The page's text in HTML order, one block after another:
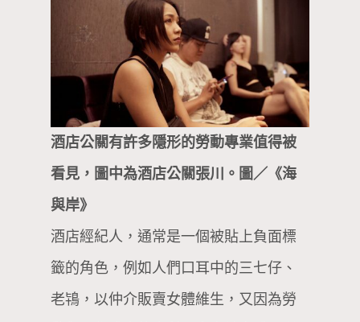
酒店公關有許多隱形的勞動專業值得被
看見，圖中為酒店公關張川。圖／《海
與岸》
酒店經紀人，通常是一個被貼上負面標
籤的角色，例如人們口耳中的三七仔、
老鴇，以仲介販賣女體維生，又因為勞